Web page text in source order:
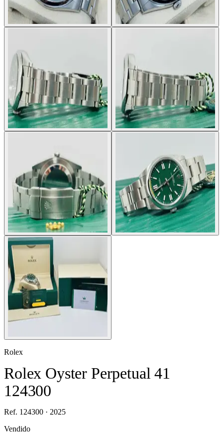
Rolex
Rolex Oyster Perpetual 41
124300
Ref. 124300 · 2025
Vendido